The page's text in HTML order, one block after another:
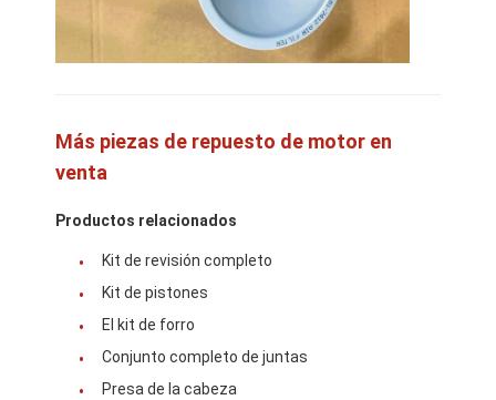
sobre nosotros
Control de calidad
Contáctenos
Noticias
Ahora Charle
Más piezas de repuesto de motor en
venta
Productos relacionados
Kit de revisión completo
Kit de pistones
El kit de forro
Conjunto completo de juntas
Presa de la cabeza